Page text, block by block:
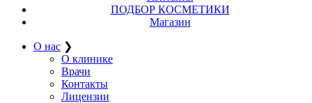
ПОДБОР КОСМЕТИКИ
Магазин
О нас ❯
О клинике
Врачи
Контакты
Лицензии